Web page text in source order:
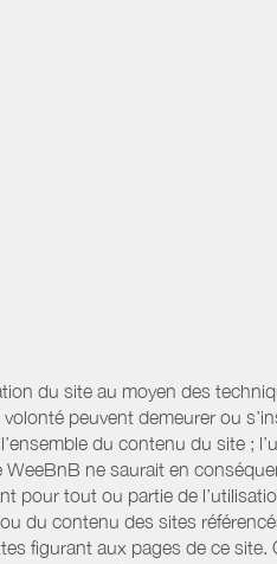
du site au moyen des
peuvent demeurer ou
du contenu du site ;
ne saurait en
pour tout ou partie de
du contenu des sites
figurant aux pages de ce